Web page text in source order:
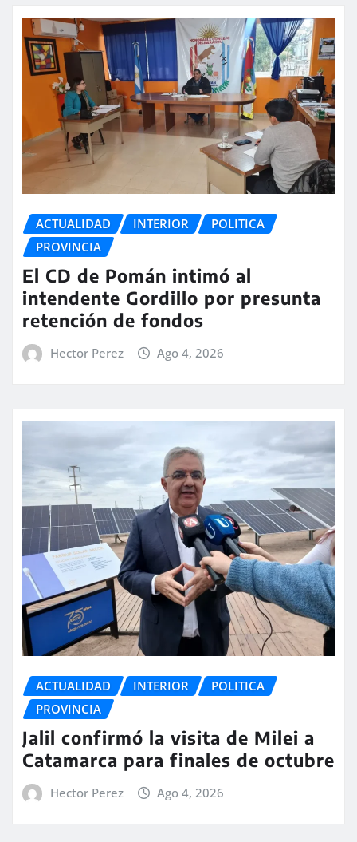
ACTUALIDAD INTERIOR
POLITICA
PROVINCIA
El CD de Pomán intimó al
intendente Gordillo por presunta
retención de fondos
Hector Perez Ago 4, 2026
ACTUALIDAD INTERIOR
POLITICA
PROVINCIA
Jalil confirmó la visita de Milei a
Catamarca para finales de octubre
Hector Perez Ago 4, 2026